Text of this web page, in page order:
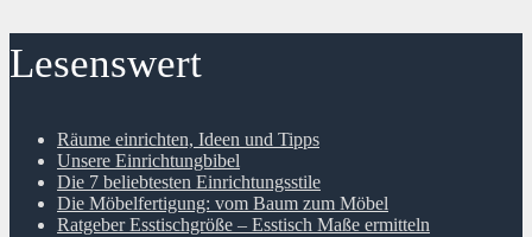
Lesenswert
Räume einrichten, Ideen und Tipps
Unsere Einrichtungbibel
Die 7 beliebtesten Einrichtungsstile
Die Möbelfertigung: vom Baum zum Möbel
Ratgeber Esstischgröße – Esstisch Maße ermitteln